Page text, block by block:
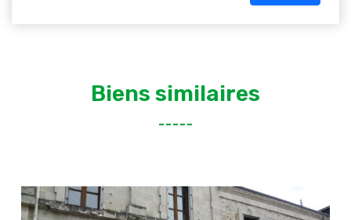
Biens similaires